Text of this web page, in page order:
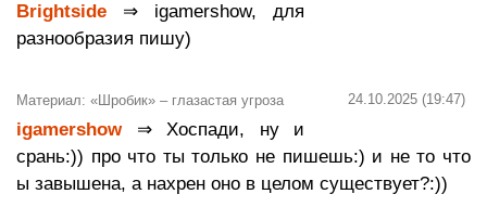
Brightside ⇒ igamershow, для
разнообразия пишу)
24.10.2025 (19:47)
Материал: «Шробик» – глазастая угроза
igamershow⇒ Хоспади, ну и
срань:)) про что ты только не пишешь:) и не то что
ы завышена, а нахрен оно в целом существует?:))